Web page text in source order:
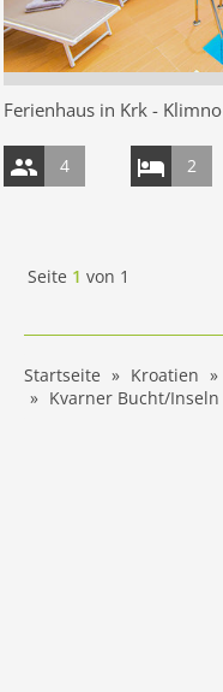
Ferienhaus in Krk - Klimno
4 2
Seite 1 von 1
Startseite Kroatien
Kvarner Bucht/Inseln